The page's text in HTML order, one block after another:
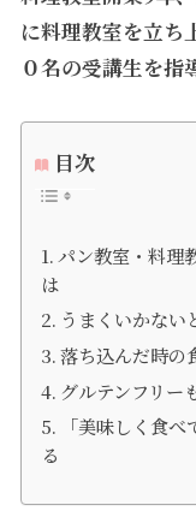
に料理教室を立ち
０名の受講生を指
目次
パン教室・料理
は
うまくいかない
落ち込んだ時の
グルテンフリー
「美味しく食
る